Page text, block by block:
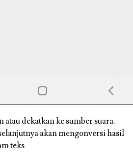
dekatkan ke sumber suara.
akan mengonversi hasil
teks